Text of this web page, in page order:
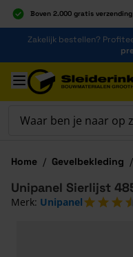
Boven 2.000 gratis verzending
Al 40 jaar dé specialist
Alles onder één dak
Ga naar de inhoud
Zakelijk bestellen?
Ga naar hoofdinhoud
Home / Gevelbekleding /
Unipanel Sierlijst
Merk: Unipanel